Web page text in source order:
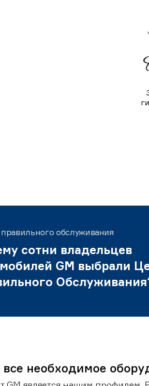
обслуживания
сотни владельцев
GM выбрали
все необходимое